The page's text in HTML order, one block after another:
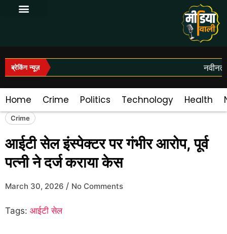
ब्रेकिंग न्यूज़
Home Crime Politics Technology Health
Crime
आईटी सेल इंस्पेक्टर पर गंभीर आरोप, पूर्व
पत्नी ने दर्ज कराया केस
March 30, 2026 / No Comments
Tags: आईटी सेल